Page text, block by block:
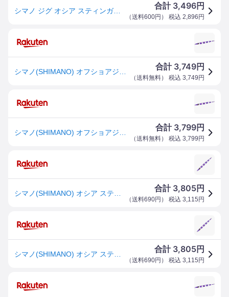
シマノ ジグ オシア スティンガーバタフライ イージーペブル 350g 020 Sパープルシルバーゼブラグロー JV-C35S
合計 3,496円
（送料600円 ） 税込 2,896 円
合計 3,749円
（送料無料） 税込 3,749 円
合計 3,799円
（送料無料） 税込 3,799 円
合計 3,805円
（送料690円 ） 税込 3,115 円
合計 3,805円
（送料690円 ） 税込 3,115 円